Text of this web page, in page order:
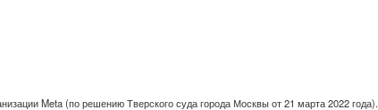
Meta (по решению Тверского суда города Москвы от 21 марта 2022 года).